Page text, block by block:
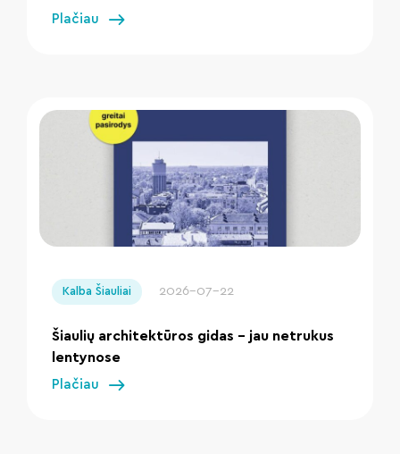
Plačiau
Kalba Šiauliai 2026-07-22
Šiaulių architektūros gidas – jau netrukus
lentynose
Plačiau